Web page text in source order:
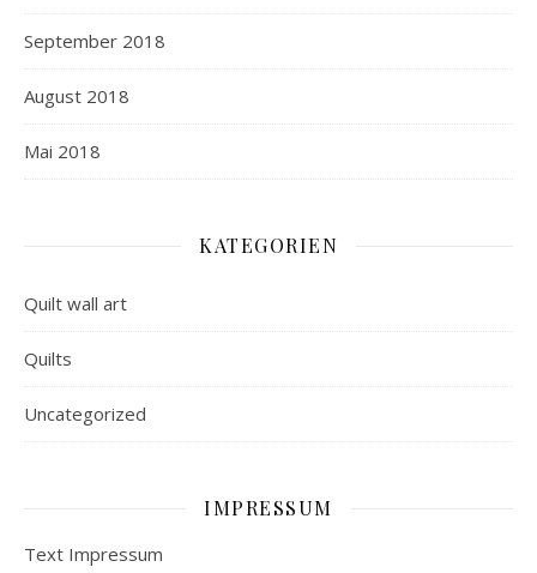
September 2018
August 2018
Mai 2018
KATEGORIEN
Quilt wall art
Quilts
Uncategorized
IMPRESSUM
Text Impressum